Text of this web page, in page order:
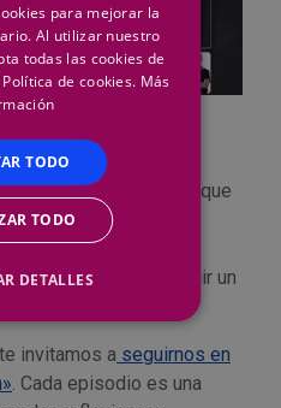
ideas, sino que
a actuar
es solo una cuestión
poderosa para construir un
y competitivo.
invitamos a seguirnos en
. Cada episodio es una
para mejorar la
Al utilizar nuestro
todas las cookies de
de cookies. Más
TODO
TODO
DETALLES